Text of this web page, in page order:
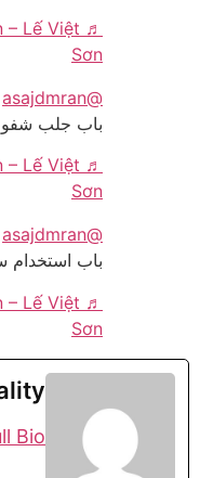
– Lế Việt
Sơn
@asajdmran
باب جلب
– Lế Việt
Sơn
@asajdmran
باب
– Lế Việt
Sơn
Bio